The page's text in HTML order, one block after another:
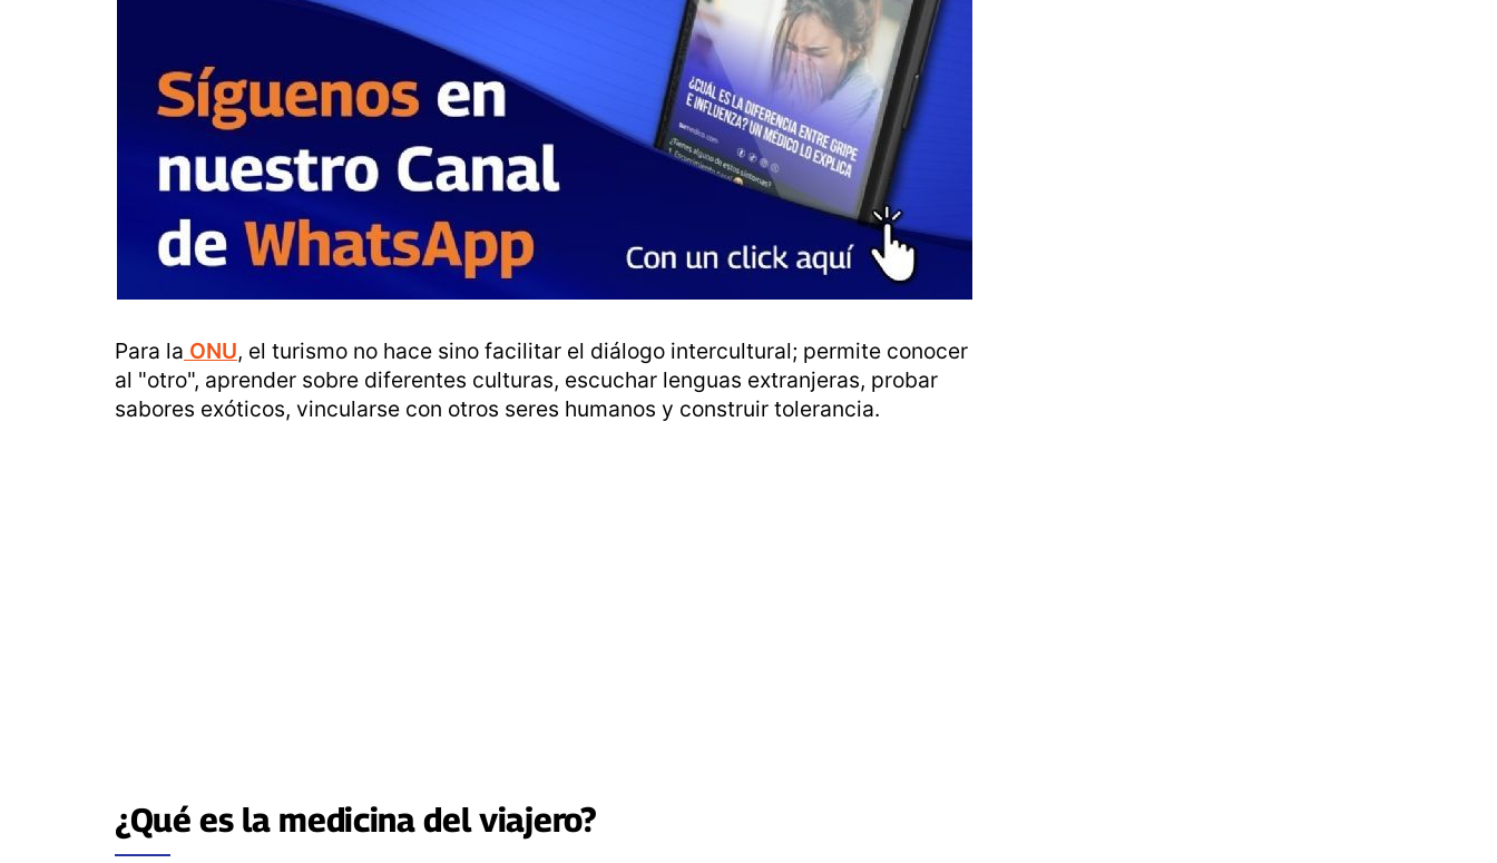
Para la ONU, el turismo no hace sino facilitar el diálogo intercultural; permite conocer
al "otro", aprender sobre diferentes culturas, escuchar lenguas extranjeras, probar
sabores exóticos, vincularse con otros seres humanos y construir tolerancia.
¿Qué es la medicina del viajero?